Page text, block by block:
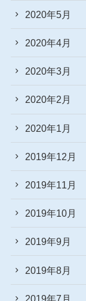
2020年5月
2020年4月
2020年3月
2020年2月
2020年1月
2019年12月
2019年11月
2019年10月
2019年9月
2019年8月
2019年7月